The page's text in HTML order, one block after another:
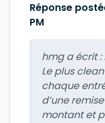
Réponse
PM
hmg a écrit :
Le plus
chaque
d’une
montant et